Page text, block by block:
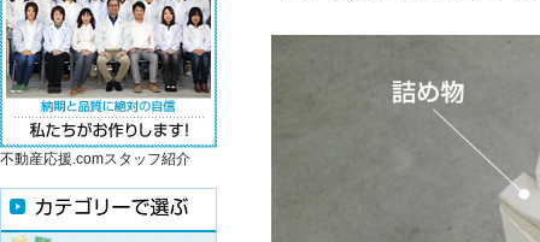
不動産応援.comスタッフ紹介